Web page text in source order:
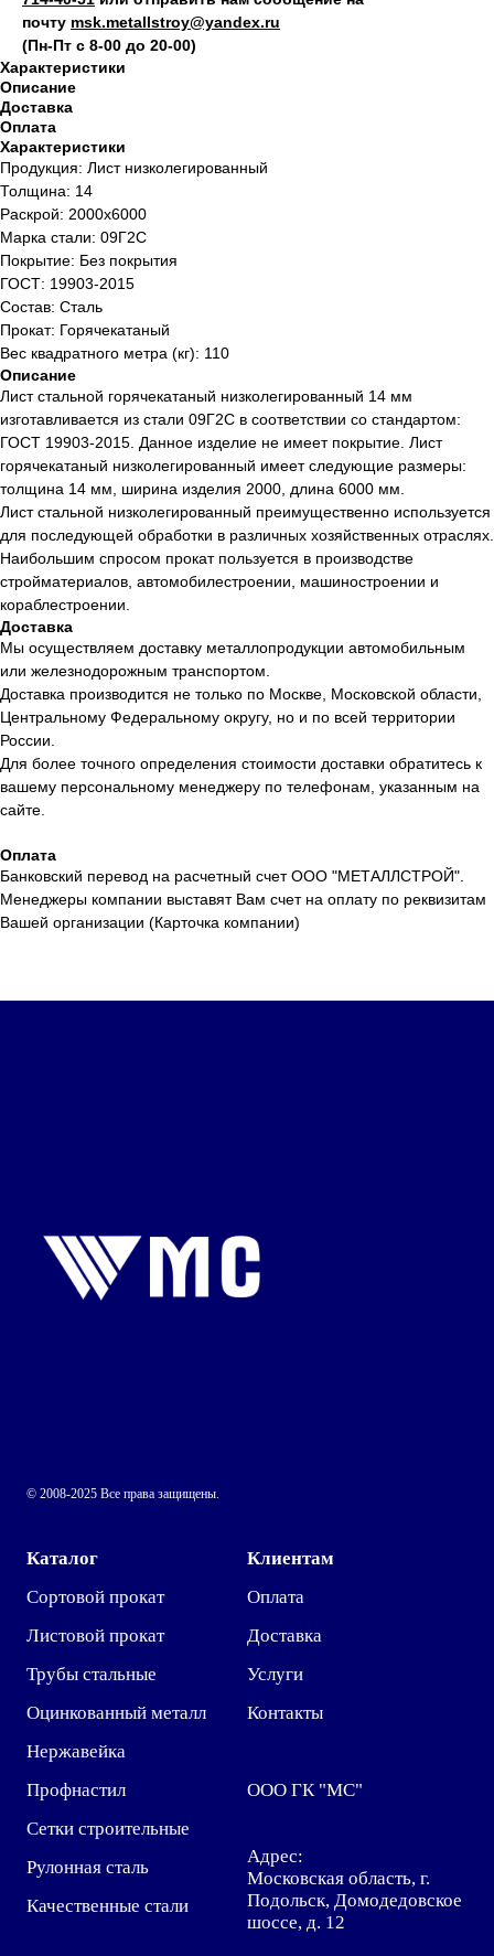
почту msk.metallstroy@yandex.ru
(Пн-Пт с 8-00 до 20-00)
Характеристики
Описание
Доставка
Оплата
Характеристики
Продукция: Лист низколегированный
Толщина: 14
Раскрой: 2000х6000
Марка стали: 09Г2С
Покрытие: Без покрытия
ГОСТ: 19903-2015
Состав: Сталь
Прокат: Горячекатаный
Вес квадратного метра (кг): 110
Описание
Лист стальной горячекатаный низколегированный 14 мм
изготавливается из стали 09Г2С в соответствии со стандартом:
ГОСТ 19903-2015. Данное изделие не имеет покрытие. Лист
горячекатаный низколегированный имеет следующие размеры:
толщина 14 мм, ширина изделия 2000, длина 6000 мм.
Лист стальной низколегированный преимущественно используется
для последующей обработки в различных хозяйственных отраслях.
Наибольшим спросом прокат пользуется в производстве
стройматериалов, автомобилестроении, машиностроении и
кораблестроении.
Доставка
Мы осуществляем доставку металлопродукции автомобильным
или железнодорожным транспортом.
Доставка производится не только по Москве, Московской области,
Центральному Федеральному округу, но и по всей территории
России.
Для более точного определения стоимости доставки обратитесь к
вашему персональному менеджеру по телефонам, указанным на
сайте.
Оплата
Банковский перевод на расчетный счет ООО "МЕТАЛЛСТРОЙ".
Менеджеры компании выставят Вам счет на оплату по реквизитам
Вашей организации (Карточка компании)
© 2008-2025 Все права защищены.
Каталог
Сортовой прокат
Листовой прокат
Трубы стальные
Оцинкованный металл
Нержавейка
Профнастил
Сетки строительные
Рулонная сталь
Качественные стали
Клиентам
Оплата
Доставка
Услуги
Контакты
ООО ГК "МС"
Адрес:
Московская область, г.
Подольск, Домодедовское
шоссе, д. 12